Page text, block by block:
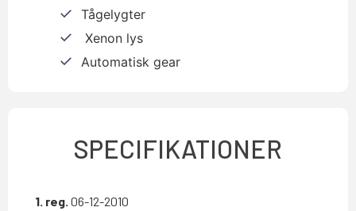
Tågelygter
Xenon lys
Automatisk gear
SPECIFIKATIONER
1. reg. 06-12-2010